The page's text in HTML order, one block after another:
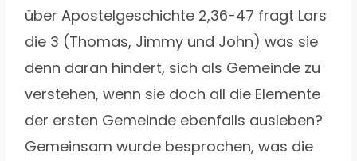
über Apostelgeschichte 2,36-47 fragt Lars
die 3 (Thomas, Jimmy und John) was sie
denn daran hindert, sich als Gemeinde zu
verstehen, wenn sie doch all die Elemente
der ersten Gemeinde ebenfalls ausleben?
Gemeinsam wurde besprochen, was die